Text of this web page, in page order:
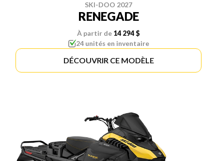
SKI-DOO 2027
RENEGADE
À partir de 14 294 $
24 unités en inventaire
DÉCOUVRIR CE MODÈLE